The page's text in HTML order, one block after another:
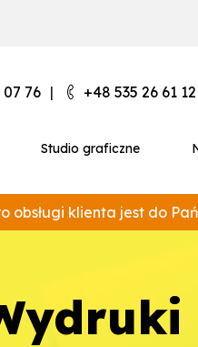
Studio graficzne
07 76 | +48 535 26 61 12
obsługi klienta jest do